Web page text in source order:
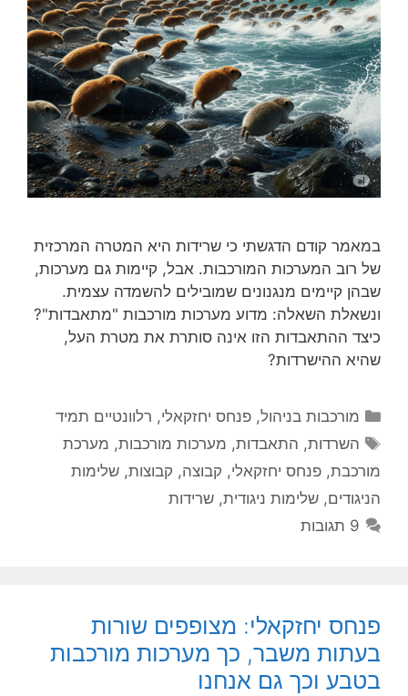
במאמר קודם הדגשתי כי שרידות היא המטרה המרכזית
של רוב המערכות המורכבות. אבל, קיימות גם מערכות,
שבהן קיימים מנגנונים שמובילים להשמדה עצמית.
ונשאלת השאלה: מדוע מערכות מורכבות "מתאבדות"?
כיצד ההתאבדות הזו אינה סותרת את מטרת העל,
שהיא ההישרדות?
קטגוריות
מורכבות בניהול,פנחס יחזקאלי, רלוונטיים תמיד
תגיות
השרדות, התאבדות, מערכות מורכבות, מערכת
מורכבת, פנחס יחזקאלי, קבוצה, קבוצות, שלימות
הניגודים, שלימות ניגודית, שרידות
9 תגובות
פנחס יחזקאלי: מצופפים שורות
בעתות משבר, כך מערכות מורכבות
בטבע וכך גם אנחנו